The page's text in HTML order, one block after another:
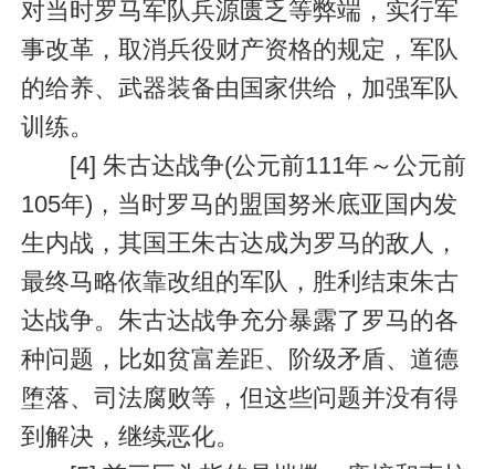
对当时罗马军队兵源匮乏等弊端，实行军
事改革，取消兵役财产资格的规定，军队
的给养、武器装备由国家供给，加强军队
训练。
[4] 朱古达战争(公元前111年～公元前
105年)，当时罗马的盟国努米底亚国内发
生内战，其国王朱古达成为罗马的敌人，
最终马略依靠改组的军队，胜利结束朱古
达战争。朱古达战争充分暴露了罗马的各
种问题，比如贫富差距、阶级矛盾、道德
堕落、司法腐败等，但这些问题并没有得
到解决，继续恶化。